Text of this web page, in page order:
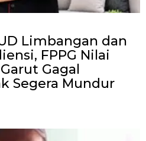
Limbangan dan
FPPG Nilai
Gagal
Segera Mundur